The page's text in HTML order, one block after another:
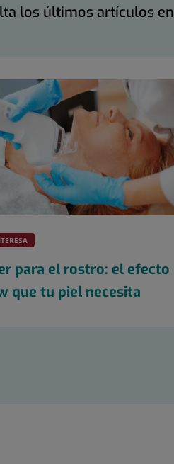
los últimos artículos en
para el rostro: el efecto
que tu piel necesita